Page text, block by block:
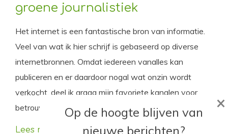
groene journalistiek
Het internet is een fantastische bron van informatie.
Veel van wat ik hier schrijf is gebaseerd op diverse
internetbronnen. Omdat iedereen vanalles kan
publiceren en er daardoor nogal wat onzin wordt
verkocht, deel ik graag mijn favoriete kanalen voor
betrouwbare, groene journalistiek.
Lees meer
Op de hoogte blijven van
nieuwe berichten?
×